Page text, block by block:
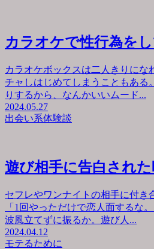
カラオケで性行為を
カラオケボックスは二人きりにな
チャしはじめてしまうこともある
りするから、なんかいいムード...
2024.05.27
出会い系体験談
遊び相手に告白され
セフレやワンナイトの相手に付き
「1回やっただけで恋人面するな
波風立てずに振るか。遊び人...
2024.04.12
モテるために